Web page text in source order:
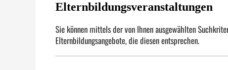
Elternbildungsveranstaltungen
Sie können mittels der von Ihnen ausgewählten
Elternbildungsangebote, die diesen entsprechen.